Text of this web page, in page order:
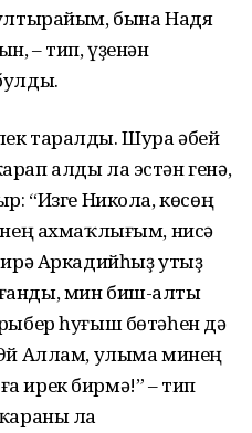
бына Надя
– тип, үҙенән
таралды. Шура әбей
алды ла эстән генә,
“Изге Никола, көсөң
ахмаҡлығым, нисә
Аркадийһыҙ утыҙ
мин биш-алты
һуғыш бөтәһен дә
Аллам, улыма минең
ирек бирмә!” – тип
ла